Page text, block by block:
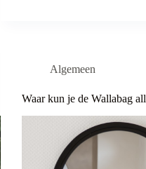
Algemeen
Waar kun je de Wallabag